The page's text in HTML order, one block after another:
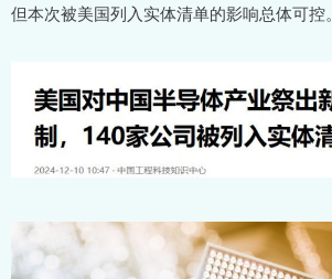
但本次被美国列入实体清单的影响总体可控。